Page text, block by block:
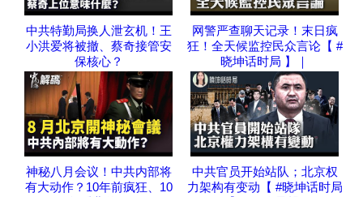
中共特勤局换人泄玄机！王
小洪爱将被撤、蔡奇接管安
保核心？
网警严查聊天记录！末日疯
狂！全天候监控民众言论【 #
晓坤话时局 】｜
神秘八月会议！中共内部将
有大动作？10年前疯狂、10
中共官员开始站队；北京权
力架构有变动【 #晓坤话时局